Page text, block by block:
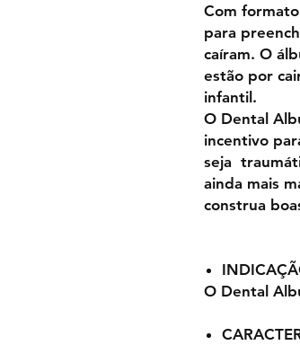
Com
para
caíram. O
estão por
infantil.
O Dental
incentivo
seja
ainda mais
construa
O Dental